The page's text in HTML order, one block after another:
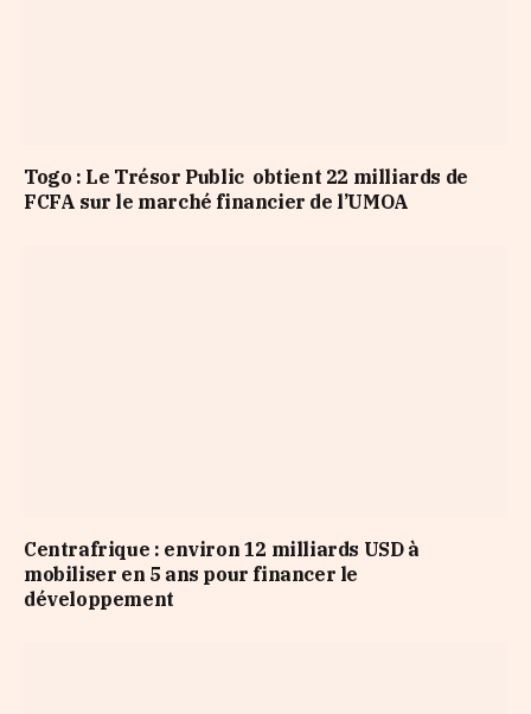
Togo : Le Trésor Public obtient 22 milliards de
FCFA sur le marché financier de l’UMOA
Centrafrique : environ 12 milliards USD à
mobiliser en 5 ans pour financer le
développement